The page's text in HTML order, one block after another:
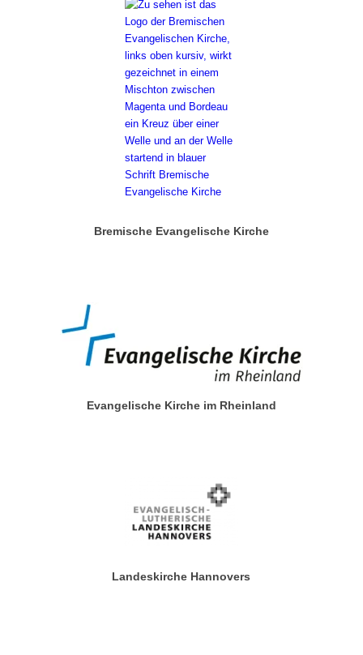
Bremische Evangelische Kirche
Evangelische Kirche im Rheinland
Landeskirche Hannovers